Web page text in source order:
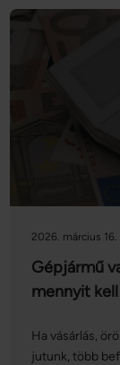
lehetőségeket is!
2026. március 16.
Gépjármű
mennyit
Ha vásárlás,
jutunk, több